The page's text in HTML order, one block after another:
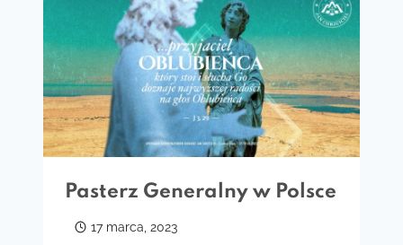
Pasterz Generalny w Polsce
17 marca, 2023